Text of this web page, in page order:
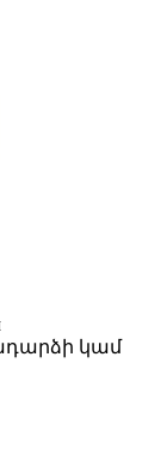
կամ